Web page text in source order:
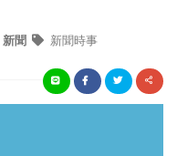
新聞 新聞時事